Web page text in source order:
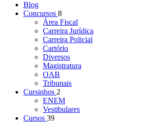
Blog
Concursos 8
Área Fiscal
Carreira Jurídica
Carreira Policial
Cartório
Diversos
Magistratura
OAB
Tribunais
Cursinhos 2
ENEM
Vestibulares
Cursos 39